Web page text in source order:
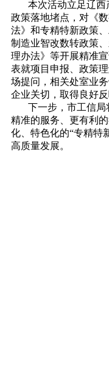
本次活动立足辽
政策落地堵点，对《
法》和专精特新政策
制造业智改数转政策
理办法》等开展精准
表就项目申报、政策
场提问，相关处室业
企业关切，取得良好反
下一步，市工信
精准的服务、更有利
化、特色化的“专精特
高质量发展。